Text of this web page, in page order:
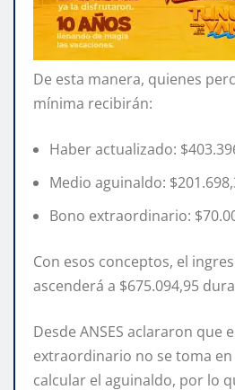
De esta manera, quienes
mínima recibirán:
Haber actualizado:
Medio aguinaldo:
Bono extraordinario:
Con esos conceptos, el
ascenderá a $675.094,95
Desde ANSES aclararon que
extraordinario no se toma
calcular el aguinaldo, por lo